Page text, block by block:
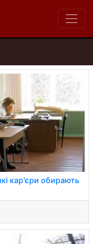
кар'єри обирають